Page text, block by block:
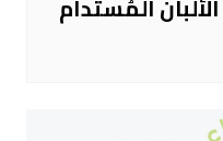
المُستدام